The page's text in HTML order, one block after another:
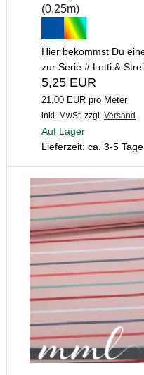
(0,25m)
Hier bekommst Du
zur Serie # Lotti &
5,25 EUR
21,00 EUR pro Meter
inkl. MwSt. zzgl. Versand
Auf Lager
Lieferzeit: ca. 3-5 Tage